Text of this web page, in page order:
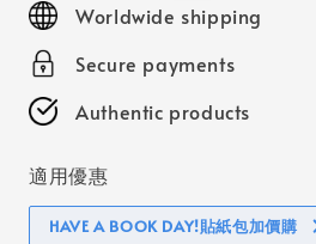
Worldwide shipping
Secure payments
Authentic products
適用優惠
HAVE A BOOK DAY!貼紙包加價購